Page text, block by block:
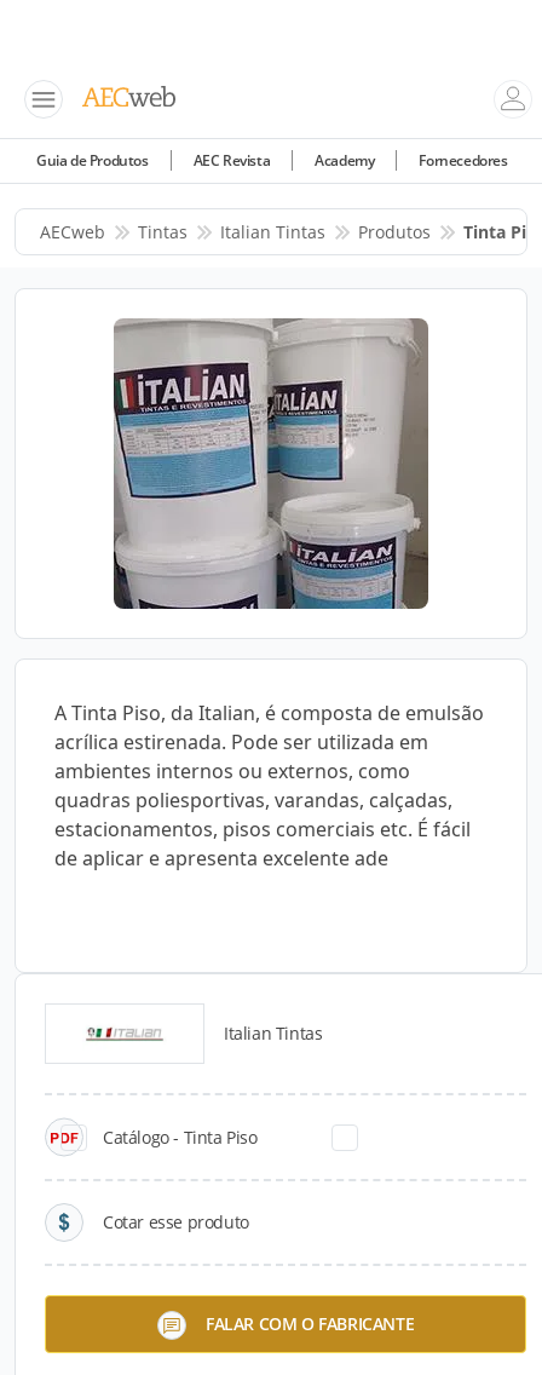
Guia de Produtos AEC Revista Academy Fornecedores
AECweb Tintas Italian Tintas Produtos Tinta
A Tinta Piso, da Italian, é composta de emulsão
acrílica estirenada. Pode ser utilizada em
ambientes internos ou externos, como
quadras poliesportivas, varandas, calçadas,
estacionamentos, pisos comerciais etc. É fácil
de aplicar e apresenta excelente ade
Italian Tintas
Catálogo - Tinta Piso
Cotar esse produto
FALAR COM O FABRICANTE
Catálogos para Download